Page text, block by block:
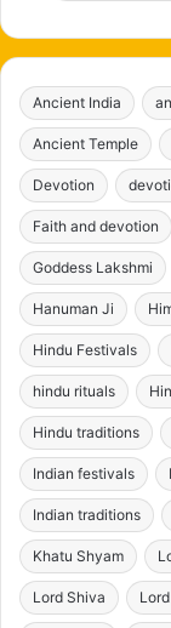
Ancient India
Ancient Temple
Devotion
Faith and devotion
Goddess Lakshmi
Hanuman Ji
Hindu Festivals
hindu rituals
Hindu traditions
Indian festivals
Indian traditions
Khatu Shyam
Lord Shiva